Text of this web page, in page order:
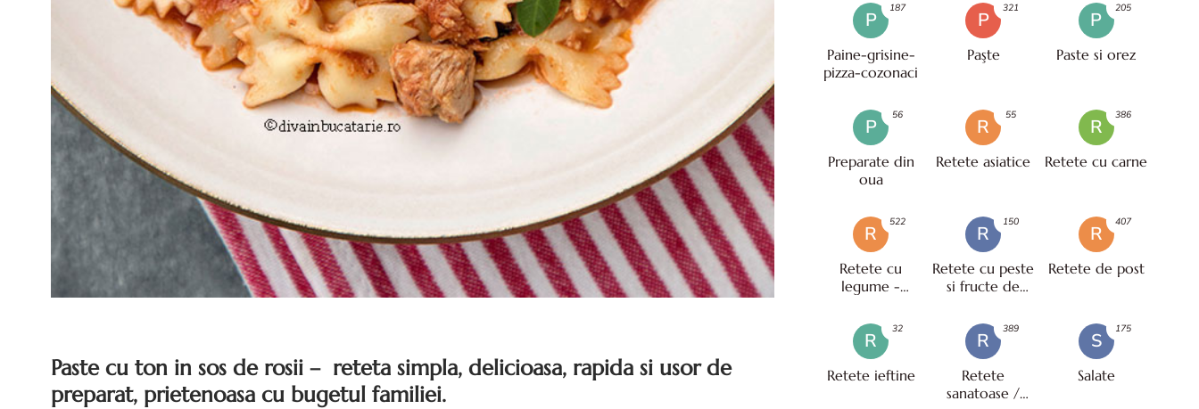
Paste cu ton in sos de rosii – reteta simpla, delicioasa, rapida si usor de
preparat, prietenoasa cu bugetul familiei.
P
Paine-grisine-
pizza-cozonaci
187
P
Paşte
321
P
Paste si orez
205
P
Preparate din
oua
56
R
Retete asiatice
55
R
Retete cu carne
386
R
Retete cu
legume -
522
R
Retete cu peste
si fructe de
150
R
Retete de post
407
R
Retete ieftine
32
R
Retete
sanatoase /
389
S
Salate
175